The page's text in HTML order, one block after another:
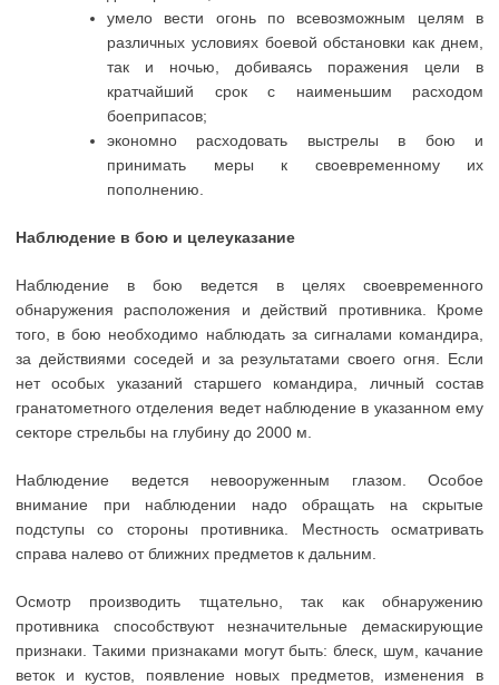
умело вести огонь по всевозможным целям в
различных условиях боевой обстановки как днем,
так и ночью, добиваясь поражения цели в
кратчайший срок с наименьшим расходом
боеприпасов;
экономно расходовать выстрелы в бою и
принимать меры к своевременному их
пополнению.
Наблюдение в бою и целеуказание
Наблюдение в бою ведется в целях своевременного
обнаружения расположения и действий противника. Кроме
того, в бою необходимо наблюдать за сигналами командира,
за действиями соседей и за результатами своего огня. Если
нет особых указаний старшего командира, личный состав
гранатометного отделения ведет наблюдение в указанном ему
секторе стрельбы на глубину до 2000 м.
Наблюдение ведется невооруженным глазом. Особое
внимание при наблюдении надо обращать на скрытые
подступы со стороны противника. Местность осматривать
справа налево от ближних предметов к дальним.
Осмотр производить тщательно, так как обнаружению
противника способствуют незначительные демаскирующие
признаки. Такими признаками могут быть: блеск, шум, качание
веток и кустов, появление новых предметов, изменения в